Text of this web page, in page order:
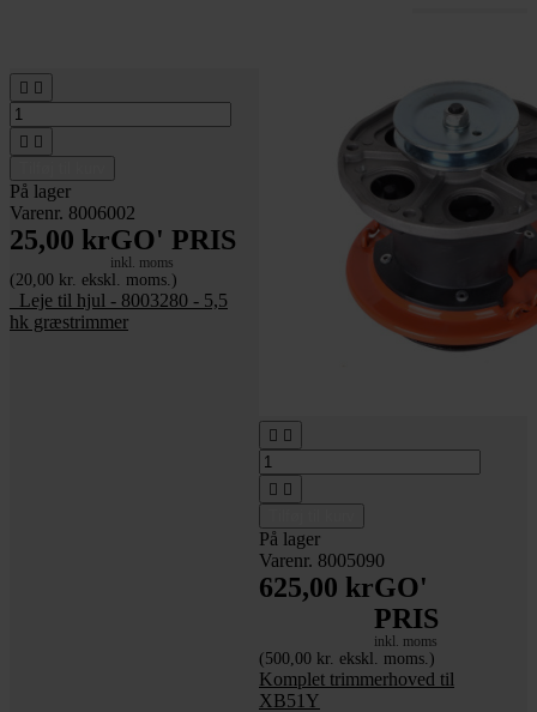
 
 
På lager
Varenr. 8006002
25,00 krGO' PRIS
inkl. moms
(20,00 kr. ekskl. moms.)
_Leje til hjul - 8003280 - 5,5
hk græstrimmer
 
 
På lager
Varenr. 8005090
625,00 krGO'
PRIS
inkl. moms
(500,00 kr. ekskl. moms.)
Komplet trimmerhoved til
XB51Y